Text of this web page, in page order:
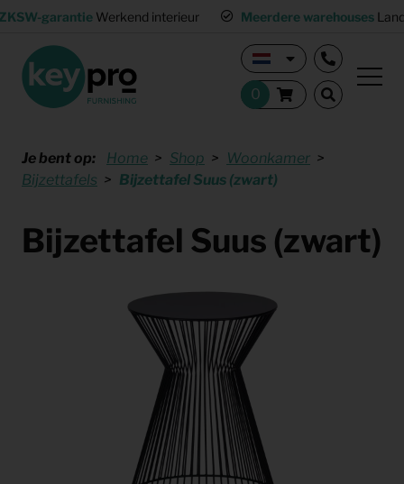
garantie Werkend interieur Meerdere warehouses
Je bent op: Home Shop
Woonkamer
Bijzettafels
Bijzettafel Suus (zwart)
Bijzettafel Suus (zwart)